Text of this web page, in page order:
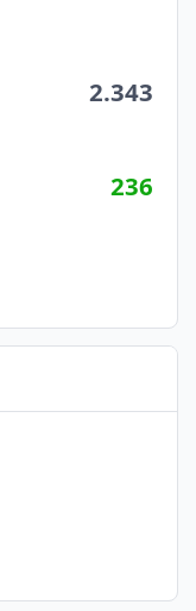
2.343
236